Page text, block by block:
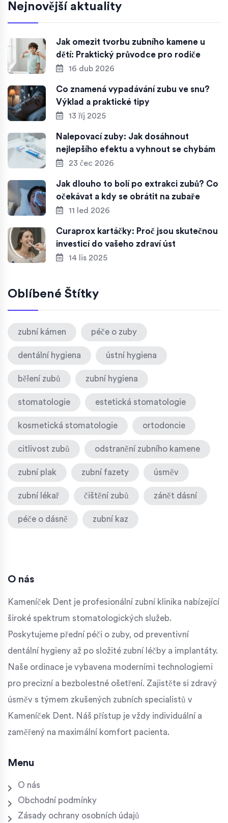
Nejnovější aktuality
Jak omezit tvorbu zubního kamene u
dětí: Praktický průvodce pro rodiče
16 dub 2026
Co znamená vypadávání zubu ve snu?
Výklad a praktické tipy
13 říj 2025
Nalepovací zuby: Jak dosáhnout
nejlepšího efektu a vyhnout se chybám
23 čec 2026
Jak dlouho to bolí po extrakci zubů? Co
očekávat a kdy se obrátit na zubaře
11 led 2026
Curaprox kartáčky: Proč jsou skutečnou
investicí do vašeho zdraví úst
14 lis 2025
Oblíbené Štítky
zubní kámen péče o zuby
dentální hygiena ústní hygiena
bělení zubů zubní hygiena
stomatologie estetická stomatologie
kosmetická stomatologie ortodoncie
citlivost zubů odstranění zubního kamene
zubní plak zubní fazety úsměv
zubní lékař čištění zubů zánět dásní
péče o dásně zubní kaz
O nás
Kameníček Dent je profesionální zubní klinika nabízející
široké spektrum stomatologických služeb.
Poskytujeme přední péči o zuby, od preventivní
dentální hygieny až po složité zubní léčby a implantáty.
Naše ordinace je vybavena moderními technologiemi
pro precizní a bezbolestné ošetření. Zajistěte si zdravý
úsměv s týmem zkušených zubních specialistů v
Kameníček Dent. Náš přístup je vždy individuální a
zaměřený na maximální komfort pacienta.
Menu
O nás
Obchodní podmínky
Zásady ochrany osobních údajů